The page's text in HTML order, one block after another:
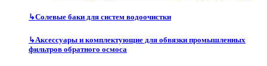
↳Солевые баки для систем водоочистки
↳Аксессуары и комплектующие для обвязки промышленных
фильтров обратного осмоса